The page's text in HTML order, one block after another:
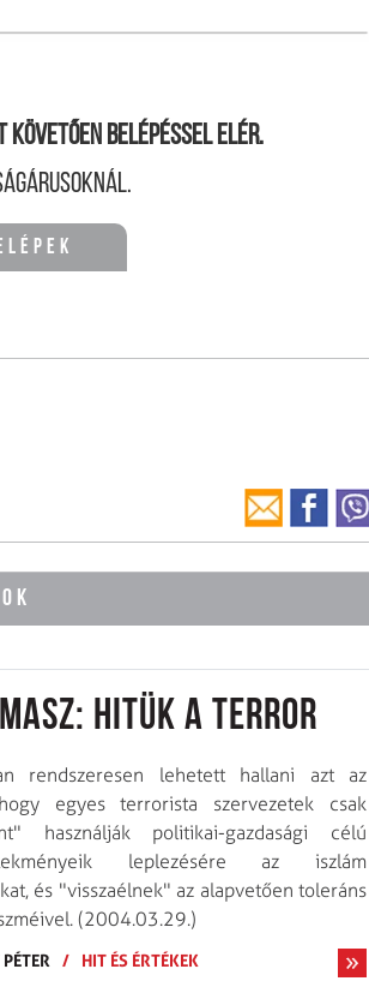
követően belépéssel elér.
hitük a terror
rendszeresen lehetett hallani azt az
egyes terrorista szervezetek csak
használják politikai-gazdasági célú
leplezésére az iszlám
és "visszaélnek" az alapvetően toleráns
(2004.03.29.)
/ HIT ÉS ÉRTÉKEK